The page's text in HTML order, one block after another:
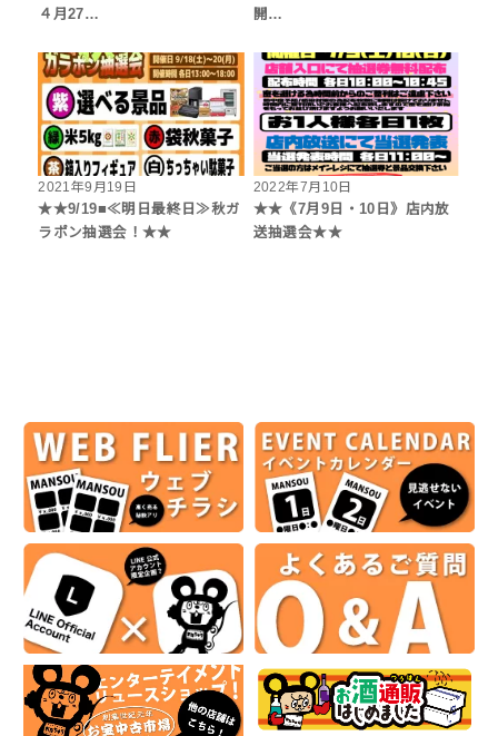
４月27…
開…
2021年9月19日
★★9/19■≪明日最終日≫秋ガ
ラポン抽選会！★★
2022年7月10日
★★《7月9日・10日》店内放
送抽選会★★